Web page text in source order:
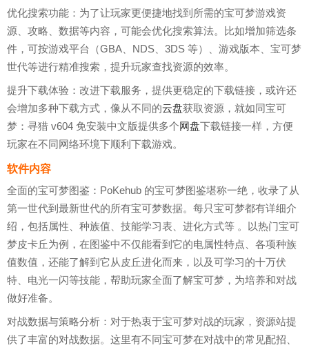
优化搜索功能：为了让玩家更便捷地找到所需的宝可梦游戏资
源、攻略、数据等内容，可能会优化搜索算法。比如增加筛选条
件，可按游戏平台（GBA、NDS、3DS 等）、游戏版本、宝可梦
世代等进行精准搜索，提升玩家查找资源的效率。
提升下载体验：改进下载服务，提供更稳定的下载链接，或许还
会增加多种下载方式，像从不同的云盘获取资源，就如同宝可
梦：寻猎 v604 免安装中文版提供多个网盘下载链接一样，方便
玩家在不同网络环境下顺利下载游戏。
软件内容
全面的宝可梦图鉴：PoKehub 的宝可梦图鉴堪称一绝，收录了从
第一世代到最新世代的所有宝可梦数据。每只宝可梦都有详细介
绍，包括属性、种族值、技能学习表、进化方式等 。以热门宝可
梦皮卡丘为例，在图鉴中不仅能看到它的电属性特点、各项种族
值数值，还能了解到它从皮丘进化而来，以及可学习的十万伏
特、电光一闪等技能，帮助玩家全面了解宝可梦，为培养和对战
做好准备。
对战数据与策略分析：对于热衷于宝可梦对战的玩家，资源站提
供了丰富的对战数据。这里有不同宝可梦在对战中的常见配招、